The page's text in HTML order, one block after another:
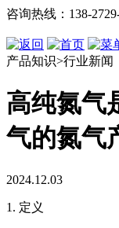
咨询热线：138-
产品知识>行业新闻
高纯氮气
气的氮气
2024.12.03
1. 定义